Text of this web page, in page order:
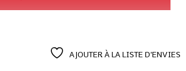
AJOUTER À LA LISTE D’ENVIES